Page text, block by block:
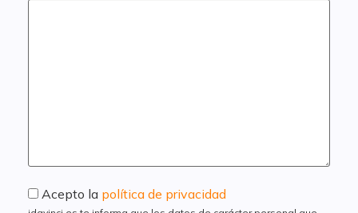
Acepto la política de privacidad